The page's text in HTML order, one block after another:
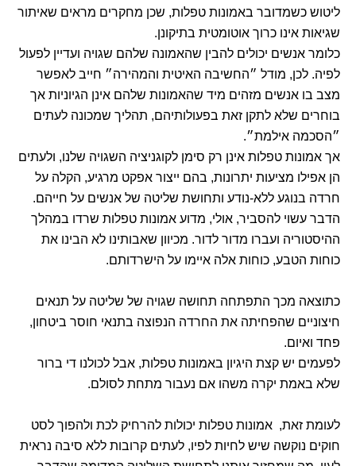
ליטוש כשמדובר באמונות טפלות, שכן מחקרים מראים שאיתור
שגיאות אינו כרוך אוטומטית בתיקונן.
כלומר אנשים יכולים להבין שהאמונה שלהם שגויה ועדיין לפעול
לפיה. לכן, מודל ״החשיבה האיטית והמהירה״ חייב לאפשר
מצב בו אנשים מזהים מיד שהאמונות שלהם אינן הגיוניות אך
בוחרים שלא לתקן זאת בפעולותיהם, תהליך שמכונה לעתים
״הסכמה אילמת״.
אך אמונות טפלות אינן רק סימן לקוגניציה השגויה שלנו, ולעתים
הן אפילו מציעות יתרונות, בהם ייצור אפקט מרגיע, הקלה על
חרדה בנוגע ללא-נודע ותחושת שליטה של אנשים על חייהם.
הדבר עשוי להסביר, אולי, מדוע אמונות טפלות שרדו במהלך
ההיסטוריה ועברו מדור לדור. מכיוון שאבותינו לא הבינו את
כוחות הטבע, כוחות אלה איימו על הישרדותם.
כתוצאה מכך התפתחה תחושה שגויה של שליטה על תנאים
חיצוניים שהפחיתה את החרדה הנפוצה בתנאי חוסר ביטחון,
פחד ואיום.
לפעמים יש קצת היגיון באמונות טפלות, אבל לכולנו די ברור
שלא באמת יקרה משהו אם נעבור מתחת לסולם.
לעומת זאת, אמונות טפלות יכולות להרחיק לכת ולהפוך לסט
חוקים נוקשה שיש לחיות לפיו, לעתים קרובות ללא סיבה נראית